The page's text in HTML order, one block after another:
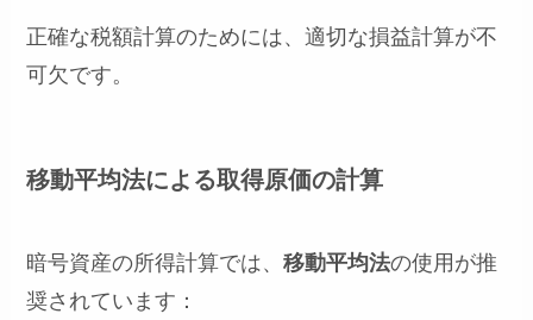
正確な税額計算のためには、適切な損益計算が不
可欠です。
移動平均法による取得原価の計算
暗号資産の所得計算では、移動平均法の使用が推
奨されています：